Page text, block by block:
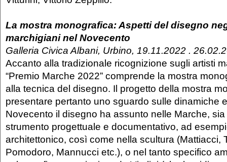
La mostra monografica: Aspetti del disegno
marchigiani nel Novecento
Galleria Civica Albani, Urbino, 19.11.2022 .
Accanto alla tradizionale ricognizione sugli artisti
“Premio Marche 2022” comprende la mostra
alla tecnica del disegno. Il progetto della mostra
presentare pertanto uno sguardo sulle dinamiche
Novecento il disegno ha assunto nelle Marche,
strumento progettuale e documentativo, ad
architettonico, così come nella scultura (Mattiacci,
Pomodoro, Mannucci etc.), o nel tanto specifico